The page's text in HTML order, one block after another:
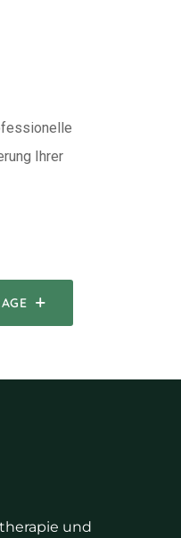
Ihrer
und